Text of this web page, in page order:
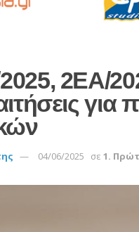
2ΕΑ/
για
04/06/2025 σε 1.